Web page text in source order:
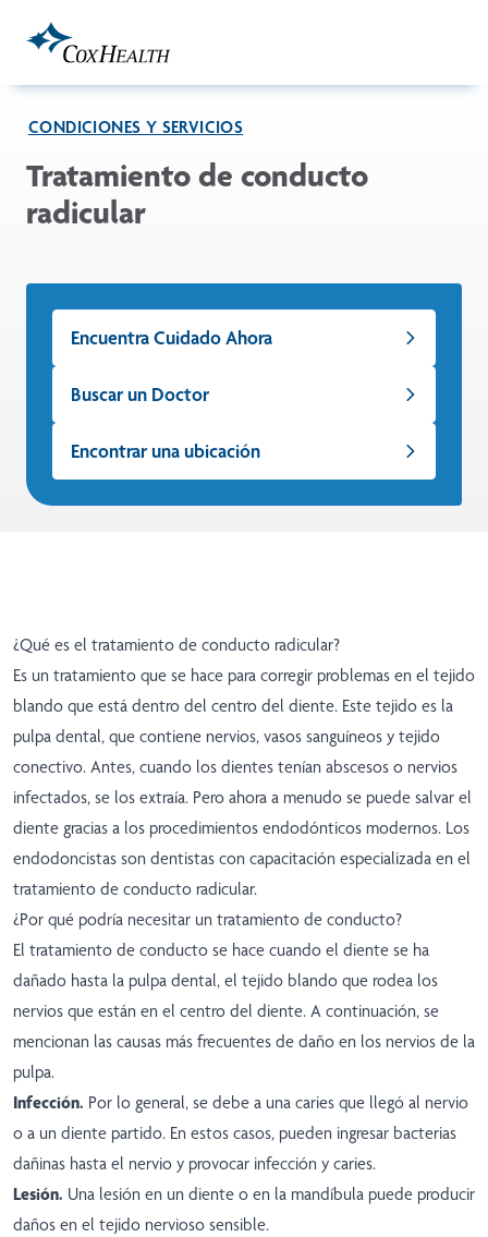
CONDICIONES Y SERVICIOS
Tratamiento de conducto
radicular
Encuentra Cuidado Ahora
Buscar un Doctor
Encontrar una ubicación
¿Qué es el tratamiento de conducto radicular?
Es un tratamiento que se hace para corregir problemas en el tejido
blando que está dentro del centro del diente. Este tejido es la
pulpa dental, que contiene nervios, vasos sanguíneos y tejido
conectivo. Antes, cuando los dientes tenían abscesos o nervios
infectados, se los extraía. Pero ahora a menudo se puede salvar el
diente gracias a los procedimientos endodónticos modernos. Los
endodoncistas son dentistas con capacitación especializada en el
tratamiento de conducto radicular.
¿Por qué podría necesitar un tratamiento de conducto?
El tratamiento de conducto se hace cuando el diente se ha
dañado hasta la pulpa dental, el tejido blando que rodea los
nervios que están en el centro del diente. A continuación, se
mencionan las causas más frecuentes de daño en los nervios de la
pulpa.
Infección. Por lo general, se debe a una caries que llegó al nervio
o a un diente partido. En estos casos, pueden ingresar bacterias
dañinas hasta el nervio y provocar infección y caries.
Lesión. Una lesión en un diente o en la mandíbula puede producir
daños en el tejido nervioso sensible.